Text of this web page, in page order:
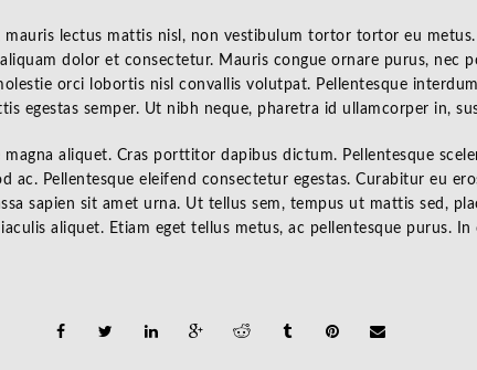
mauris lectus mattis nisl, non vestibulum tortor tortor eu
dolor et consectetur. Mauris congue ornare purus,
orci lobortis nisl convallis volutpat. Pellentesque
egestas semper. Ut nibh neque, pharetra id ullamcorper in,
aliquet. Cras porttitor dapibus dictum. Pellentesque
ac. Pellentesque eleifend consectetur egestas. Curabitur eu
sapien sit amet urna. Ut tellus sem, tempus ut mattis sed,
aliquet. Etiam eget tellus metus, ac pellentesque purus.